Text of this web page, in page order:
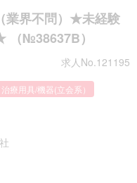
業界不問）★未経験
（№38637B）
求人No.121195
療用具/機器(立会系）